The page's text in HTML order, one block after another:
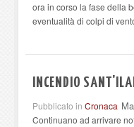
ora in corso la fase della
eventualità di colpi di
INCENDIO
Pubblicato in Cronaca
Continuano ad arrivare